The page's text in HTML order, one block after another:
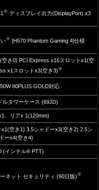
※ ディスプレイ出力(DisplayPort) x3
※ [H570 Phantom Gaming 4]仕様
き0) PCI Express x16スロットx1(空
x1スロットx3(空き3) ※
80PLUS GOLD対応
ルタワーケース (69JD)
、リアx 1(120mm)
空き1) 3.5シャドーx3(空き2) 2.5シ
ーx4(空き4)
(インテル® PTT)
ネット セキュリティ (90日版) ※